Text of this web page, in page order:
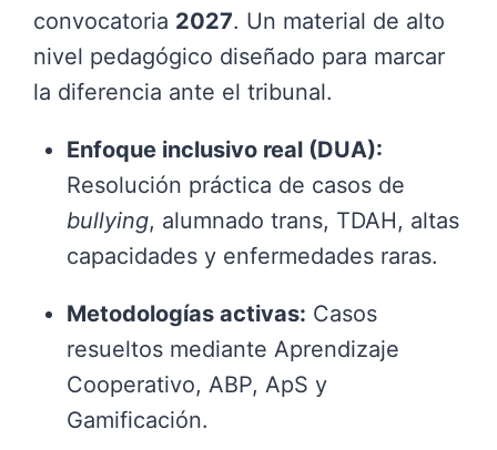
74,90 €.59,90 €.
convocatoria 2027. Un material de alto
nivel pedagógico diseñado para marcar
la diferencia ante el tribunal.
Enfoque inclusivo real (DUA):
Resolución práctica de casos de
bullying, alumnado trans, TDAH, altas
capacidades y enfermedades raras.
Metodologías activas: Casos
resueltos mediante Aprendizaje
Cooperativo, ABP, ApS y
Gamificación.